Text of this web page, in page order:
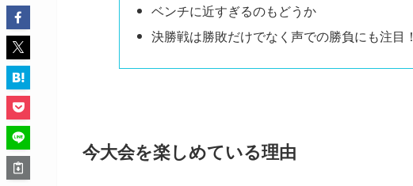
ベンチに近すぎるのもどうか
決勝戦は勝敗だけでなく声での勝負にも注目！
今大会を楽しめている理由